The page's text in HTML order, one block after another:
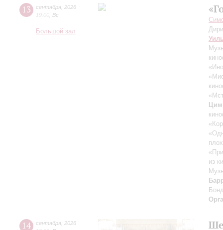
13 сентября 2026
19:00 Вс
Большой зал
из
14 сентября 2026